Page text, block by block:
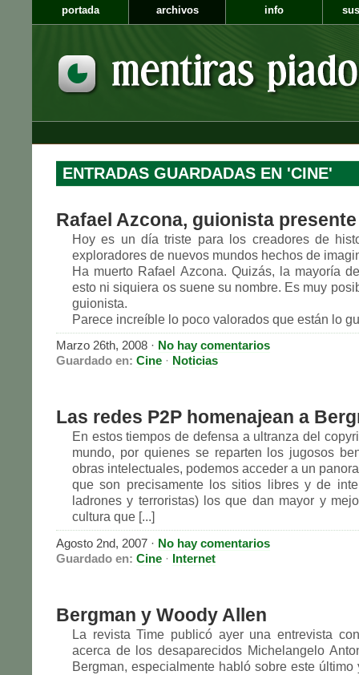
portada archivos info
ENTRADAS GUARDADAS EN 'CINE'
Rafael Azcona, guionista presente
Hoy es un día triste para los creadores de
exploradores de nuevos mundos hechos de
Ha muerto Rafael Azcona. Quizás, la mayoría
esto ni siquiera os suene su nombre. Es muy
guionista.
Parece increíble lo poco valorados que están lo
Marzo 26th, 2008 · No hay comentarios
Guardado en: Cine · Noticias
Las redes P2P homenajean a
En estos tiempos de defensa a ultranza del
mundo, por quienes se reparten los jugosos
obras intelectuales, podemos acceder a un
que son precisamente los sitios libres y de
ladrones y terroristas) los que dan mayor y
cultura que [...]
Agosto 2nd, 2007 · No hay comentarios
Guardado en: Cine · Internet
Bergman y Woody Allen
La revista Time publicó ayer una entrevista
acerca de los desaparecidos Michelangelo
Bergman, especialmente habló sobre este último